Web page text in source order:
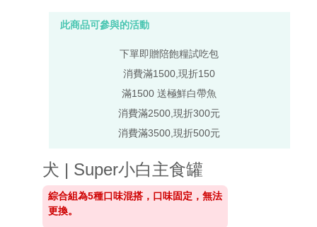
此商品可參與的活動
下單即贈陪飽糧試吃包
消費滿1500,現折150
滿1500 送極鮮白帶魚
消費滿2500,現折300元
消費滿3500,現折500元
犬 | Super小白主食罐
綜合組為5種口味混搭，口味固定，無法
更換。